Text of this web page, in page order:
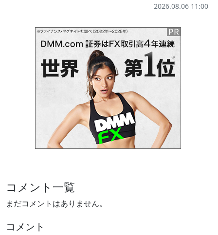
2026.08.06 11:00
コメント一覧
まだコメントはありません。
コメント